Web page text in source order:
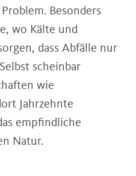
Besonders
wo Kälte und
dass Abfälle nur
scheinbar
wie
Jahrzehnte
empfindliche
Natur.